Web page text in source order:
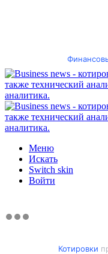
Меню
Искать
Switch skin
Войти
Котировки